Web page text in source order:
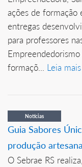
ações de formação
entregas
para professores
formaçõ... Leia mais
Notícias
Guia Sabores
produção
O Sebrae RS